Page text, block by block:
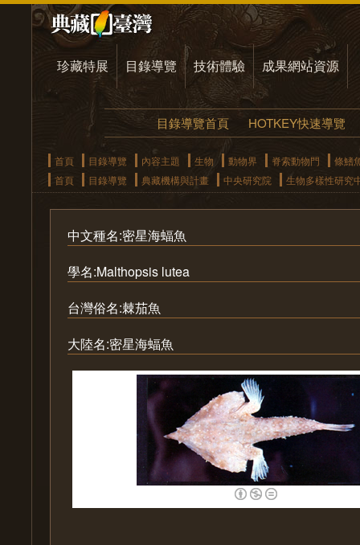
珍藏特展 目錄導覽 技術體驗 成果網站資源
目錄導覽首頁 HOTKEY快速導覽
首頁 目錄導覽 內容主題 生物 動物界 脊索動物門
條鰭
首頁
目錄導覽 典藏機構與計畫 中央研究院 生物多樣性研究
中文種名:密星海蝠魚
學名:Malthopsis lutea
台灣俗名:棘茄魚
大陸名:密星海蝠魚